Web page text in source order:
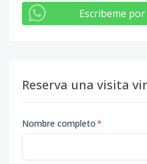
Escribeme
Reserva una visita
Nombre completo*